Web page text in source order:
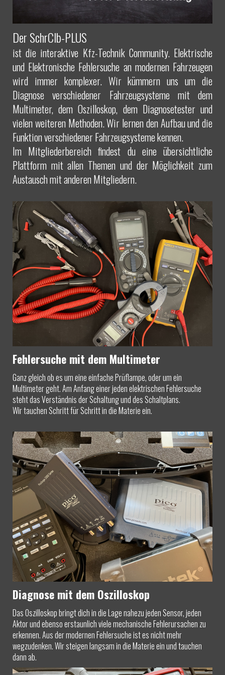
Der SchrClb-PLUS
ist die interaktive Kfz-Technik Community. Elektrische
und Elektronische Fehlersuche an modernen Fahrzeugen
wird immer komplexer. Wir kümmern uns um die
Diagnose verschiedener Fahrzeugsysteme mit dem
Multimeter, dem Oszilloskop, dem Diagnosetester und
vielen weiteren Methoden. Wir lernen den Aufbau und die
Funktion verschiedener Fahrzeugsysteme kennen.
Im Mitgliederbereich findest du eine übersichtliche
Plattform mit allen Themen und der Möglichkeit zum
Austausch mit anderen Mitgliedern.
Fehlersuche mit dem Multimeter
Ganz gleich ob es um eine einfache Prüflampe, oder um ein
Multimeter geht. Am Anfang einer jeden elektrischen Fehlersuche
steht das Verständnis der Schaltung und des Schaltplans.
Wir tauchen Schritt für Schritt in die Materie ein.
Diagnose mit dem Oszilloskop
Das Oszilloskop bringt dich in die Lage nahezu jeden Sensor, jeden
Aktor und ebenso erstaunlich viele mechanische Fehlerursachen zu
erkennen. Aus der modernen Fehlersuche ist es nicht mehr
wegzudenken. Wir steigen langsam in die Materie ein und tauchen
dann ab.